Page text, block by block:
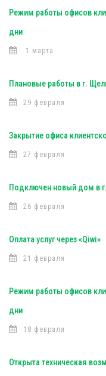
Режим работы офисов
дни
1 марта
Плановые работы в г.
29 февраля
Закрытие офиса
27 февраля
Подключен новый дом в
26 февраля
Оплата услуг через «Qiwi»
21 февраля
Режим работы офисов
дни
18 февраля
Открыта техническая